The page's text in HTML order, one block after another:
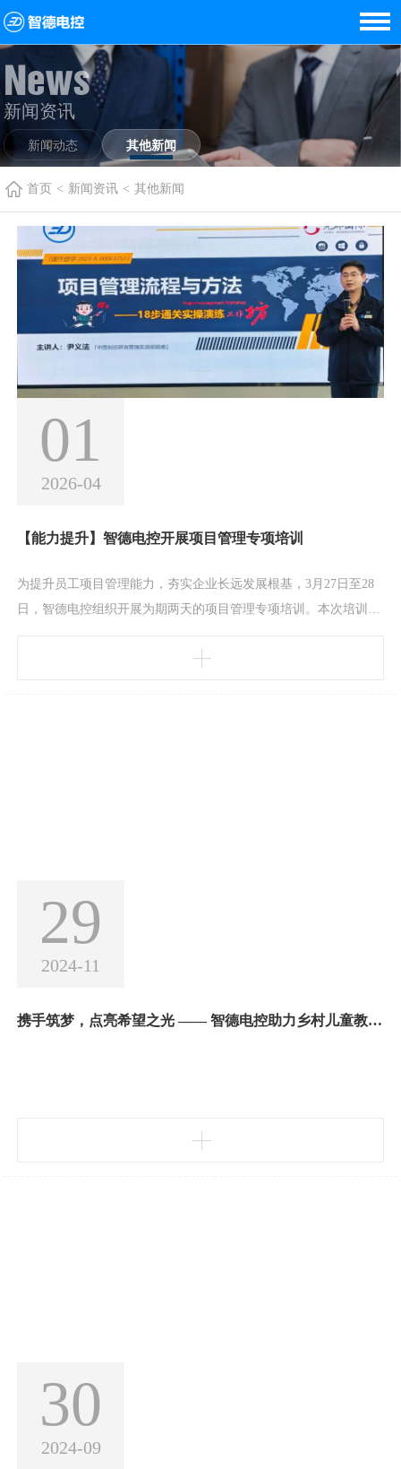
News
新闻资讯
新闻动态 其他新闻
首页 < 新闻资讯 < 其他新闻
01
2026-04
【能力提升】智德电控开展项目管理专项培训
为提升员工项目管理能力，夯实企业长远发展根基，3月27日至28
日，智德电控组织开展为期两天的项目管理专项培训。本次培训特
员、中层干部及业务骨干共40余人参加培训。本次培训以全过程实
29
2024-11
携手筑梦，点亮希望之光 —— 智德电控助力乡村儿童教育活动纪实
30
2024-09